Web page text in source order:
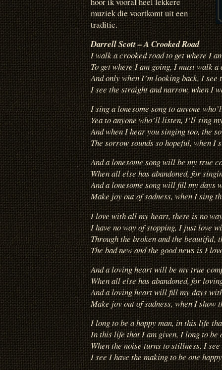
muziek die voortkomt uit een
traditie.
Darrell Scott – A Crooked Road
I walk a crooked road to get where I
To get where I am going, I must walk
And only when I’m looking back, I
I see the straight and narrow, when I
I sing a lonesome song to anyone
Yea to anyone who’ll listen, I’ll sing
And when I hear you singing too, the
The sorrow sounds so hopeful, when I
And a lonesome song will be my true
When all else has abandoned, for
And a lonesome song will fill my days
Make joy out of sadness, when I sing
I love with all my heart, there is no
I have no way of stopping, I just love
Through the broken and the beautiful,
The bad new and the good news is I
And a loving heart will be my true
When all else has abandoned, for
And a loving heart will fill my days
Make joy out of sadness, when I show
I long to be a happy man, in this life
In this life that I am given, I long to be
When the noise turns to stillness, I
I see I have the making to be one